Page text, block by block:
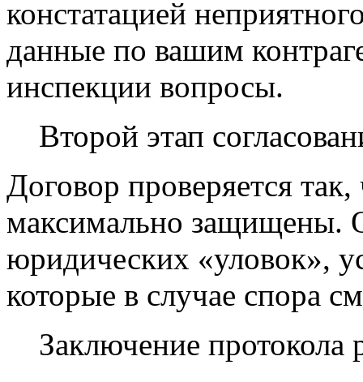
констатацией
данные по вашим
инспекции вопросы.
Второй этап
Договор проверяется
максимально защищены.
юридических «уловок»,
которые в случае спора
Заключение протокола